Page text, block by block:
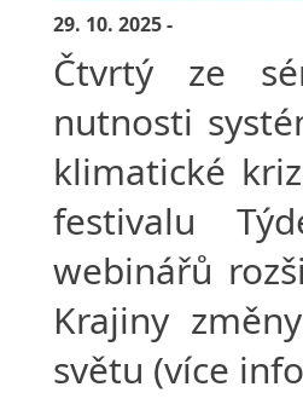
29. 10. 2025 -
Čtvrtý ze
nutnosti
klimatické
festivalu
webinářů
Krajiny
světu (více